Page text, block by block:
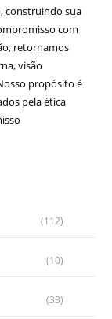
construindo sua
com
retornamos
visão
propósito é
pela ética
(112)
(10)
(33)